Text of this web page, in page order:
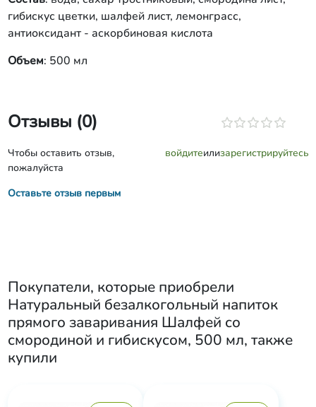
гибискус цветки, шалфей лист, лемонграсс,
антиоксидант - аскорбиновая кислота
Объем: 500 мл
Отзывы (0)
Чтобы оставить отзыв,
пожалуйста
войдитеилизарегистрируйтесь
Оставьте отзыв первым
Покупатели, которые приобрели
Натуральный безалкогольный напиток
прямого заваривания Шалфей со
смородиной и гибискусом, 500 мл, также
купили